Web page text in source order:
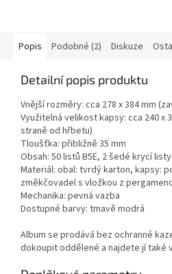
Popis Podobné (2) Diskuze
Detailní popis produktu
Vnější rozměry: cca 278 x 384 mm
Využitelná velikost kapsy: cca 240 x
straně od hřbetu)
Tloušťka: přibližně 35 mm
Obsah: 50 listů B5E, 2 šedé krycí
Materiál: obal: tvrdý karton, kapsy:
změkčovadel s vložkou z
Mechanika: pevná vazba
Dostupné barvy: tmavě modrá
Album se prodává bez ochranné
dokoupit oddělené a najdete jí také